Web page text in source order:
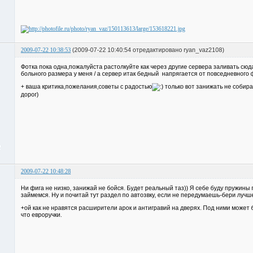
2009-07-22 10:38:53 (2009-07-22 10:40:54 отредактировано ryan_vaz2108)
Фотка пока одна,пожалуйста растолкуйте как через другие сервера заливать
больного размера у меня / а сервер итак бедный напрягается от повседневного
+ ваша критика,пожелания,советы с радостью
только вот занижать не
дорог)
2009-07-22 10:48:28
Ни фига не низко, занижай не бойся. Будет реальный таз)) Я себе буду
займемся. Ну и почитай тут раздел по автозвку, если не передумаешь-бери
+ой как не нравятся расширители арок и антигравий на дверях. Под ними
что евроручки.